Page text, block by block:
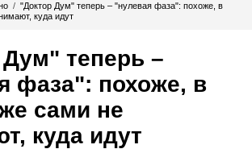
/ "Доктор Дум" теперь – "нулевая фаза": похоже, в
куда идут
теперь –
фаза": похоже, в
сами не
куда идут